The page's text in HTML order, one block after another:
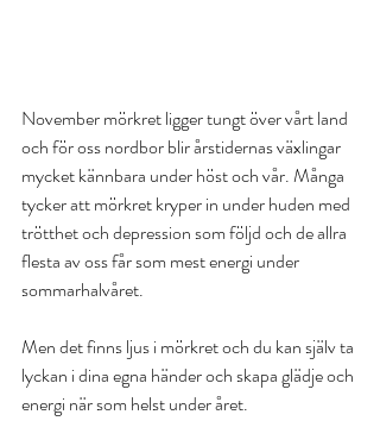
November mörkret ligger tungt över vårt land
och för oss nordbor blir årstidernas växlingar
mycket kännbara under höst och vår. Många
tycker att mörkret kryper in under huden med
trötthet och depression som följd och de allra
flesta av oss får som mest energi under
sommarhalvåret.
Men det finns ljus i mörkret och du kan själv ta
lyckan i dina egna händer och skapa glädje och
energi när som helst under året.